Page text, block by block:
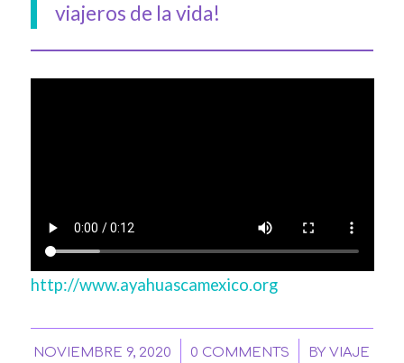
viajeros de la vida!
http://www.ayahuascamexico.org
NOVIEMBRE 9, 2020
/ 0 COMMENTS
/ BYVIAJE